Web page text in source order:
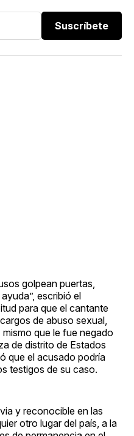
Suscríbete
golpean puertas,
escribió el
para que el cantante
de abuso sexual,
que le fue negado
de distrito de Estados
que el acusado podría
testigos de su caso.
y reconocible en las
otro lugar del país, a la